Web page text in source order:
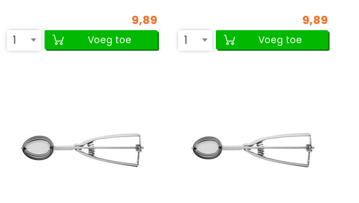
9,89
1
Voeg toe
9,89
1
Voeg toe